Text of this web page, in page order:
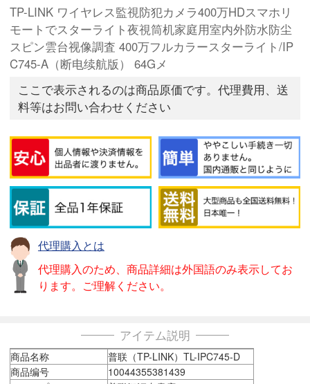
TP-LINK ワイヤレス監視防犯カメラ400万HDスマホリ
モートでスターライト夜視筒机家庭用室内外防水防尘
スピン雲台视像調査 400万フルカラースターライト/IP
C745-A（断电续航版） 64Gメ
ここで表示されるのは商品原価です。代理費用、送
料等はお問い合わせください
代理購入とは
代理購入のため、商品詳細は外国語のみ表示してお
ります。ご理解ください。
アイテム説明
商品名称
普联（TP-LINK）TL-IPC745-D
商品编号
10044355381439